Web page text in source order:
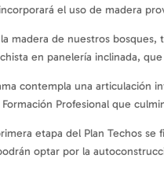
el uso de madera
madera de nuestros
en panelería inclinada,
contempla una articulación
Profesional que
etapa del Plan Techos
optar por la